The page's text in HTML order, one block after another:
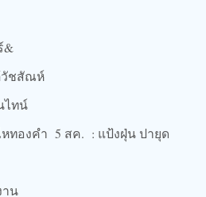
&
ชสัณห์
ไทน์
ทองคำ 5 สค. : แป้งฝุ่น ปายุด
าน